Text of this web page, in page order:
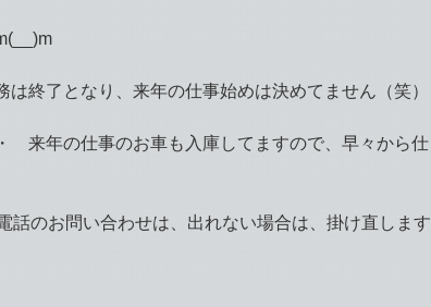
終了となり、来年の仕事始めは決めてません（笑）
来年の仕事のお車も入庫してますので、早々から仕
話のお問い合わせは、出れない場合は、掛け直します